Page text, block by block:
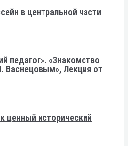
в центральной части
педагог». «Знакомство
Васнецовым», Лекция от
ценный исторический